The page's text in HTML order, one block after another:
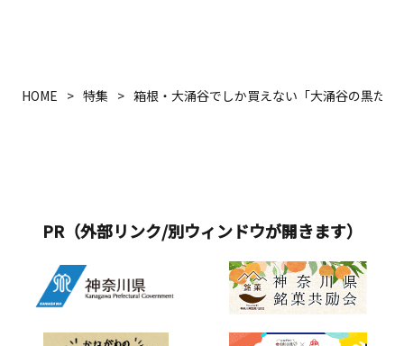
HOME 特集 箱根・大涌谷でしか買えない「大涌谷の黒たま
PR（外部リンク/別ウィンドウが開きます）